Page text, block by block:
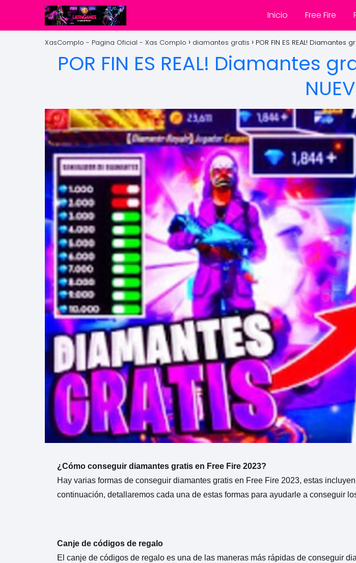
Inicio Free Fire
XasComplo - Pagina Oficial - Xas Complo diamantes gratis POR FIN ES REAL! Diamantes
POR FIN ES REAL! Diamantes
¿Cómo conseguir diamantes gratis en Free Fire 2023?
Hay varias formas de conseguir diamantes gratis en Free Fire 2023, estas
continuación, detallaremos cada una de estas formas para ayudarle a conseguir
Canje de códigos de regalo
El canje de códigos de regalo es una de las maneras más rápidas de conseguir